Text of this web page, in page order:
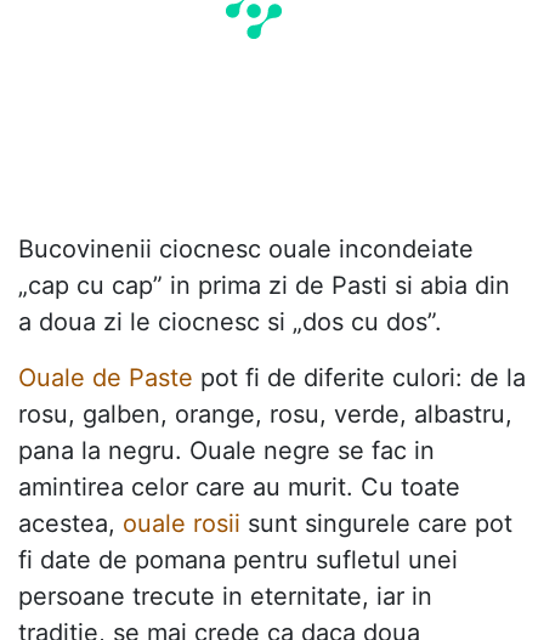
Bucovinenii ciocnesc ouale incondeiate
„cap cu cap” in prima zi de Pasti si abia din
a doua zi le ciocnesc si „dos cu dos”.
Ouale de Paste pot fi de diferite culori: de la
rosu, galben, orange, rosu, verde, albastru,
pana la negru. Ouale negre se fac in
amintirea celor care au murit. Cu toate
acestea, ouale rosii sunt singurele care pot
fi date de pomana pentru sufletul unei
persoane trecute in eternitate, iar in
traditie, se mai crede ca daca doua